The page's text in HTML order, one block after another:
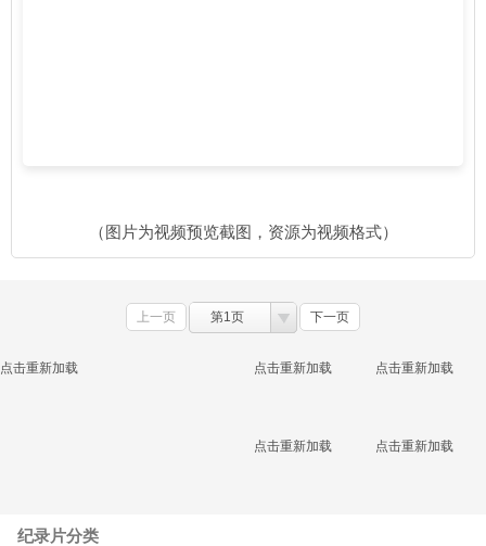
（图片为视频预览截图，资源为视频格式）
上一页 第1页 下一页
点击重新加载 点击重新加载 点击重新加载
点击重新加载 点击重新加载
纪录片分类